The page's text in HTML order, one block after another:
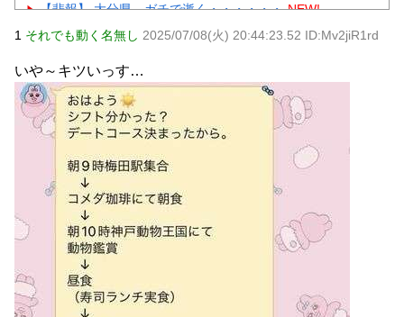
【悲報】 大分県、ガチで逝く・・・・・・ NEW!
【悲報】 取引先専務「Aを20個注文する」 ぼく「いつも1
～2個しか使わないけど本当に20であってる？」 取専「あっ
【衝撃】WEST.重岡大毅が結婚→まさかの「誕生済み」報
告にガル民騒然ｗｗｗ
【あるある】主婦がスピリチュアルにハマる理由にガル民
共感の嵐→本音続々ｗｗｗ NEW!
元AKB社長、22億円申告漏れ 乃木坂46運営会社の株式を
パチンコ京楽産業に譲渡【ノース・リバー】【窪田康志】
元AKB社長、22億円申告漏れ 乃木坂46運営会社の株式を
パチンコ京楽産業に譲渡【ノース・リバー】【窪田康志】
Powered by livedoor 相互RSS
1 それでも動く名無し 2025/07/08(火) 20:44:23.52 ID:Mv2jiR1rd
いや～キツいっす…